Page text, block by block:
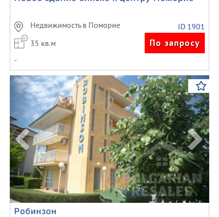
Недвижимость в Поморие
ID 1901
35 кв.м
По запросу
-
Previous Next
Робинзон